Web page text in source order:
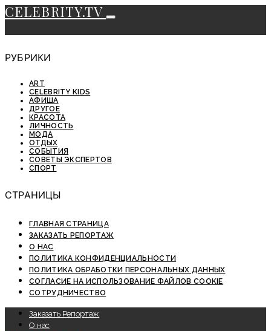
CELEBRITY.TV
РУБРИКИ
ART
CELEBRITY KIDS
АФИША
ДРУГОЕ
КРАСОТА
ЛИЧНОСТЬ
МОДА
ОТДЫХ
СОБЫТИЯ
СОВЕТЫ ЭКСПЕРТОВ
СПОРТ
СТРАНИЦЫ
ГЛАВНАЯ СТРАНИЦА
ЗАКАЗАТЬ РЕПОРТАЖ
О НАС
ПОЛИТИКА КОНФИДЕНЦИАЛЬНОСТИ
ПОЛИТИКА ОБРАБОТКИ ПЕРСОНАЛЬНЫХ ДАННЫХ
СОГЛАСИЕ НА ИСПОЛЬЗОВАНИЕ ФАЙЛОВ COOKIE
СОТРУДНИЧЕСТВО
Заказать Репортаж
О нас